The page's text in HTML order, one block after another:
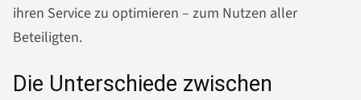
ihren Service zu optimieren – zum Nutzen aller
Beteiligten.
Die Unterschiede zwischen